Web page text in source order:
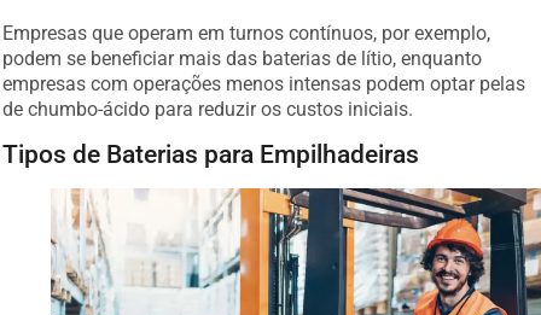
Empresas que operam em turnos contínuos, por exemplo,
podem se beneficiar mais das baterias de lítio, enquanto
empresas com operações menos intensas podem optar pelas
de chumbo-ácido para reduzir os custos iniciais.
Tipos de Baterias para Empilhadeiras